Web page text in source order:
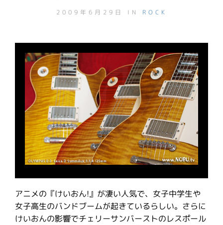
2009年6月29日 IN ROCK
アニメの『けいおん!』が凄い人気で、女子中学生や
女子高生のバンドブームが起きているらしい。さらに
けいおんの影響でチェリーサンバーストのレスポール